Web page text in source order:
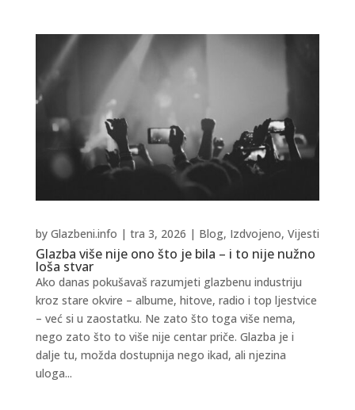
Glazba više nije ono što je bila – i to nije nužno
loša stvar
by Glazbeni.info | tra 3, 2026 | Blog, Izdvojeno, Vijesti
Ako danas pokušavaš razumjeti glazbenu industriju
kroz stare okvire – albume, hitove, radio i top ljestvice
– već si u zaostatku. Ne zato što toga više nema,
nego zato što to više nije centar priče. Glazba je i
dalje tu, možda dostupnija nego ikad, ali njezina
uloga...